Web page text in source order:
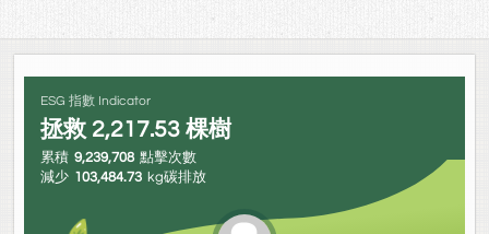
ESG 指數 Indicator
拯救 2,217.53 棵樹
累積 9,239,708 點擊次數
減少 103,484.73 kg碳排放